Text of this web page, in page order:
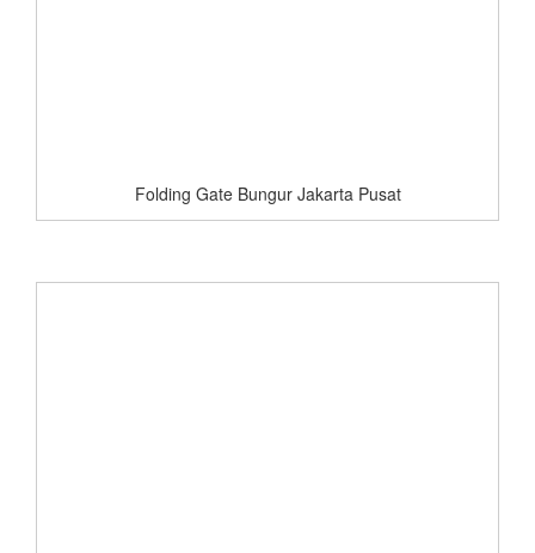
Folding Gate Bungur Jakarta Pusat